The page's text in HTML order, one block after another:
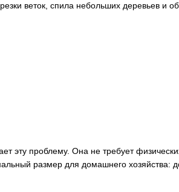
веток, спила небольших деревьев и
проблему. Она не требует
размер для домашнего хозяйства: